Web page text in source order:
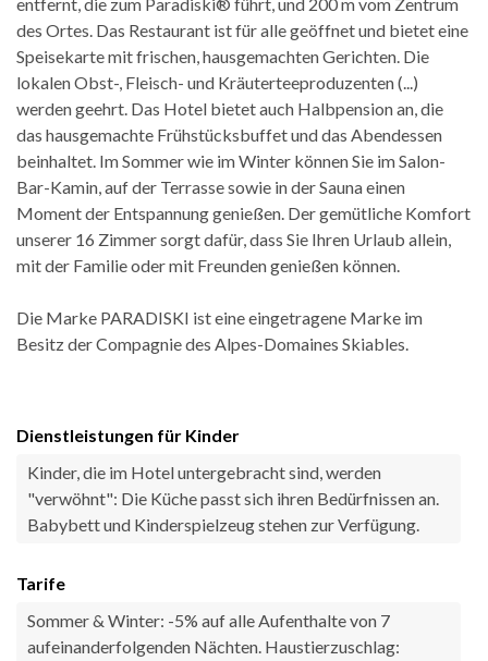
des Ortes. Das Restaurant ist für alle geöffnet und bietet eine
Speisekarte mit frischen, hausgemachten Gerichten. Die
lokalen Obst-, Fleisch- und Kräuterteeproduzenten (...)
werden geehrt. Das Hotel bietet auch Halbpension an, die
das hausgemachte Frühstücksbuffet und das Abendessen
beinhaltet. Im Sommer wie im Winter können Sie im Salon-
Bar-Kamin, auf der Terrasse sowie in der Sauna einen
Moment der Entspannung genießen. Der gemütliche Komfort
unserer 16 Zimmer sorgt dafür, dass Sie Ihren Urlaub allein,
mit der Familie oder mit Freunden genießen können.
Die Marke PARADISKI ist eine eingetragene Marke im
Besitz der Compagnie des Alpes-Domaines Skiables.
Dienstleistungen für Kinder
Kinder, die im Hotel untergebracht sind, werden
"verwöhnt": Die Küche passt sich ihren Bedürfnissen an.
Babybett und Kinderspielzeug stehen zur Verfügung.
Tarife
Sommer & Winter: -5% auf alle Aufenthalte von 7
aufeinanderfolgenden Nächten. Haustierzuschlag: